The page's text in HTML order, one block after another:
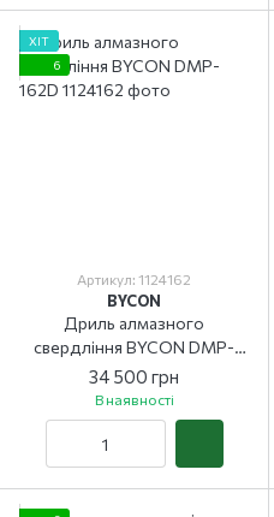
ХІТ
6
Артикул: 1124162
BYCON
Дриль алмазного
свердління BYCON DMP-
162D
34 500 грн
В наявності